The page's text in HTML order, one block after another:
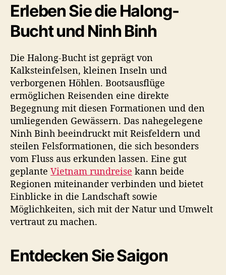
Erleben Sie die Halong-
Bucht und Ninh Binh
Die Halong-Bucht ist geprägt von
Kalksteinfelsen, kleinen Inseln und
verborgenen Höhlen. Bootsausflüge
ermöglichen Reisenden eine direkte
Begegnung mit diesen Formationen und den
umliegenden Gewässern. Das nahegelegene
Ninh Binh beeindruckt mit Reisfeldern und
steilen Felsformationen, die sich besonders
vom Fluss aus erkunden lassen. Eine gut
geplante Vietnam rundreise kann beide
Regionen miteinander verbinden und bietet
Einblicke in die Landschaft sowie
Möglichkeiten, sich mit der Natur und Umwelt
vertraut zu machen.
Entdecken Sie Saigon